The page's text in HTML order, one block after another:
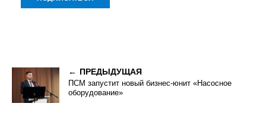
ПРЕДЫДУЩАЯ
ПСМ запустит новый бизнес-юнит «Насосное
оборудование»